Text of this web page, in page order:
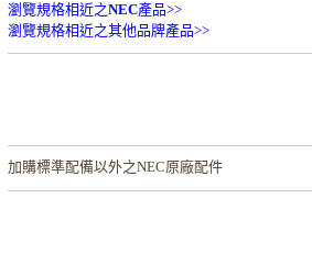
瀏覽規格相近之NEC產品>>
瀏覽規格相近之其他品牌產品>>
加購標準配備以外之NEC原廠配件